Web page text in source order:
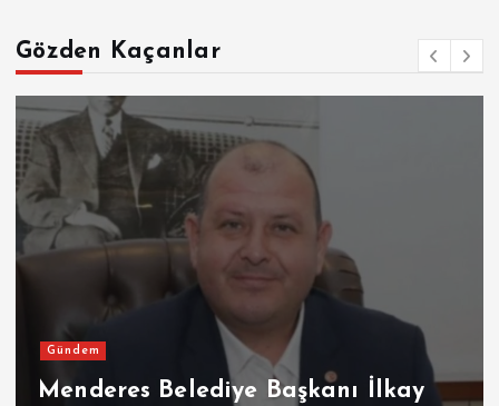
Gözden Kaçanlar
Gündem
Menderes Belediye Başkanı İlkay